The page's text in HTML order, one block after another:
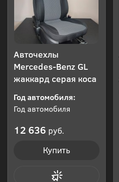
Авточехлы
Mercedes-Benz GL
жаккард серая коса
Год автомобиля:
Год автомобиля
12 636 руб.
Купить